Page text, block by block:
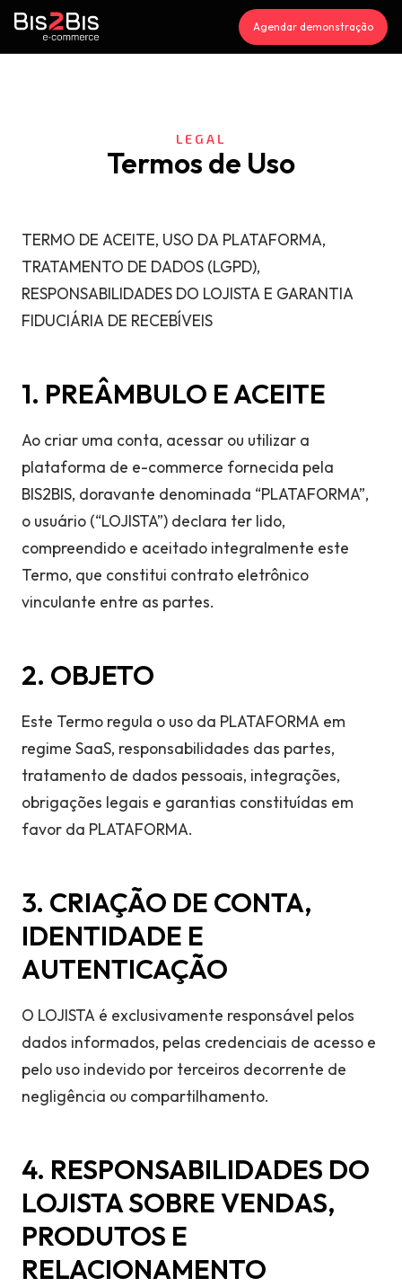
Agendar demonstração
LEGAL
Termos de Uso
TERMO DE ACEITE, USO DA PLATAFORMA,
TRATAMENTO DE DADOS (LGPD),
RESPONSABILIDADES DO LOJISTA E GARANTIA
FIDUCIÁRIA DE RECEBÍVEIS
1. PREÂMBULO E ACEITE
Ao criar uma conta, acessar ou utilizar a
plataforma de e-commerce fornecida pela
BIS2BIS, doravante denominada “PLATAFORMA”,
o usuário (“LOJISTA”) declara ter lido,
compreendido e aceitado integralmente este
Termo, que constitui contrato eletrônico
vinculante entre as partes.
2. OBJETO
Este Termo regula o uso da PLATAFORMA em
regime SaaS, responsabilidades das partes,
tratamento de dados pessoais, integrações,
obrigações legais e garantias constituídas em
favor da PLATAFORMA.
3. CRIAÇÃO DE CONTA,
IDENTIDADE E
AUTENTICAÇÃO
O LOJISTA é exclusivamente responsável pelos
dados informados, pelas credenciais de acesso e
pelo uso indevido por terceiros decorrente de
negligência ou compartilhamento.
4. RESPONSABILIDADES DO
LOJISTA SOBRE VENDAS,
PRODUTOS E
RELACIONAMENTO